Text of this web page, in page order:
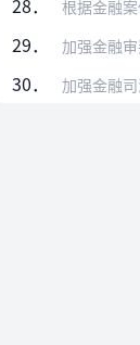
28．
根据金融案
29． 加强金融审
30． 加强金融司